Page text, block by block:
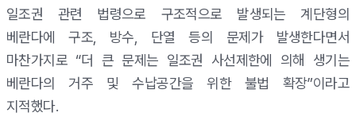
일조권 관련 법령으로 구조적으로 발생되는 계단형의
베란다에 구조, 방수, 단열 등의 문제가 발생한다면서
마찬가지로 “더 큰 문제는 일조권 사선제한에 의해 생기는
베란다의 거주 및 수납공간을 위한 불법 확장”이라고
지적했다.